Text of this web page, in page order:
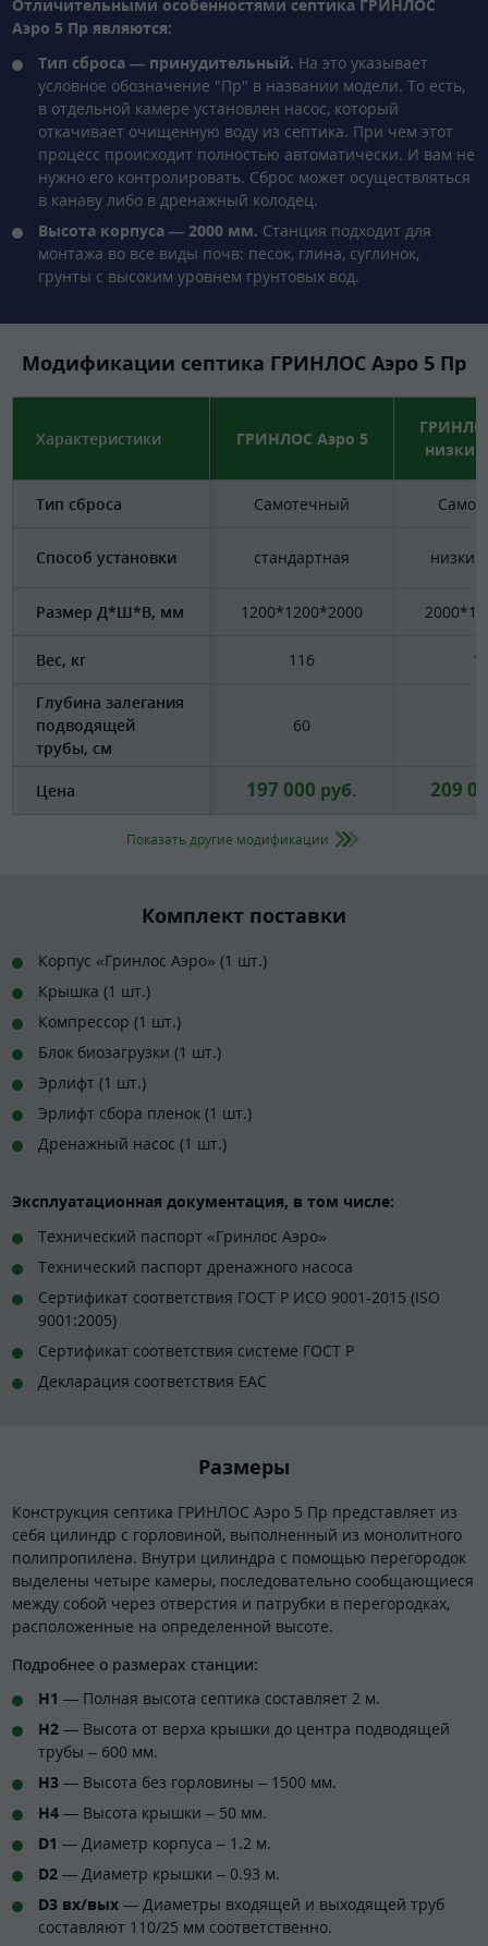
Отличительными особенностями септика ГРИНЛОС
Аэро 5 Пр являются:
Тип сброса — принудительный. На это указывает
условное обозначение "Пр" в названии модели. То есть,
в отдельной камере установлен насос, который
откачивает очищенную воду из септика. При чем этот
процесс происходит полностью автоматически. И вам не
нужно его контролировать. Сброс может осуществляться
в канаву либо в дренажный колодец.
Высота корпуса — 2000 мм. Станция подходит для
монтажа во все виды почв: песок, глина, суглинок,
грунты с высоким уровнем грунтовых вод.
Модификации септика ГРИНЛОС Аэро 5 Пр
Характеристики ГРИНЛОС Аэро 5
низкий
Тип сброса Самотечный
Способ установки стандартная низкий
Размер Д*Ш*В, мм 1200*1200*2000
Вес, кг 116
Глубина залегания
подводящей
трубы, см
60
Цена 197 000 руб. 209
Показать другие модификации
Комплект поставки
Корпус «Гринлос Аэро» (1 шт.)
Крышка (1 шт.)
Компрессор (1 шт.)
Блок биозагрузки (1 шт.)
Эрлифт (1 шт.)
Эрлифт сбора пленок (1 шт.)
Дренажный насос (1 шт.)
Эксплуатационная документация, в том числе:
Технический паспорт «Гринлос Аэро»
Технический паспорт дренажного насоса
Сертификат соответствия ГОСТ Р ИСО 9001-2015 (ISO
9001:2005)
Сертификат соответствия системе ГОСТ Р
Декларация соответствия EAC
Размеры
Конструкция септика ГРИНЛОС Аэро 5 Пр представляет из
себя цилиндр с горловиной, выполненный из монолитного
полипропилена. Внутри цилиндра с помощью перегородок
выделены четыре камеры, последовательно сообщающиеся
между собой через отверстия и патрубки в перегородках,
расположенные на определенной высоте.
Подробнее о размерах станции:
H1 — Полная высота септика составляет 2 м.
H2 — Высота от верха крышки до центра подводящей
трубы – 600 мм.
H3 — Высота без горловины – 1500 мм.
H4 — Высота крышки – 50 мм.
D1 — Диаметр корпуса – 1.2 м.
D2 — Диаметр крышки – 0.93 м.
D3 вх/вых — Диаметры входящей и выходящей труб
составляют 110/25 мм соответственно.